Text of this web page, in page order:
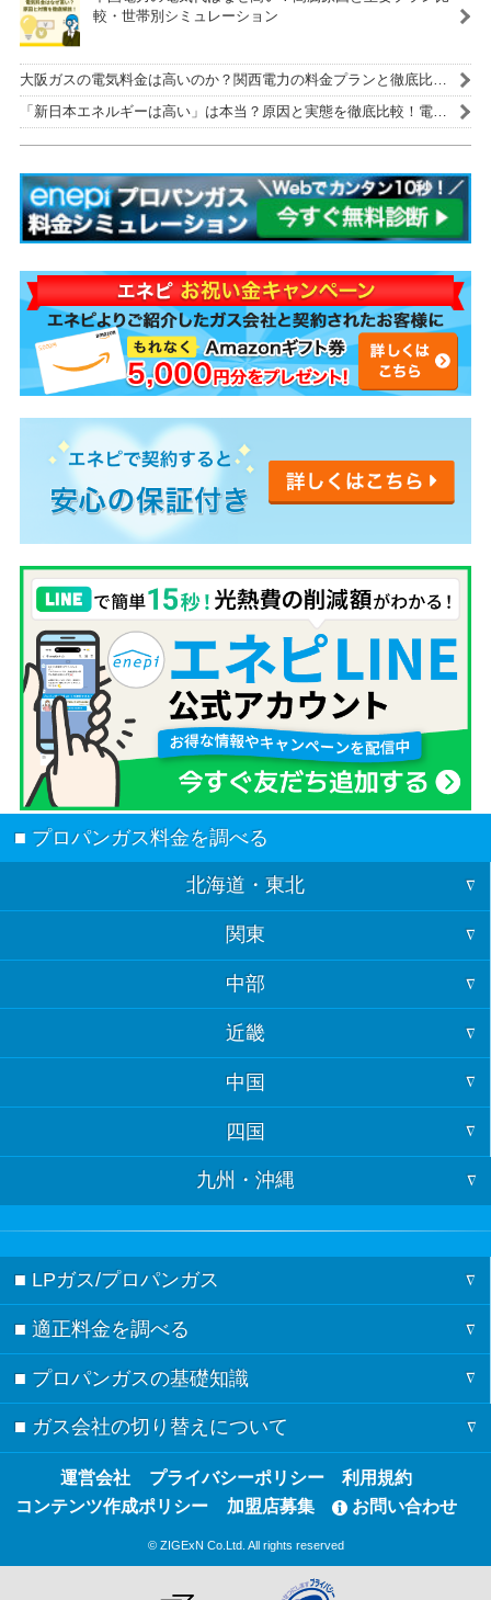
較・世帯別シミュレーション
大阪ガスの電気料金は高いのか？関西電力の料金プランと徹底比
較！
「新日本エネルギーは高い」は本当？原因と実態を徹底比較！電気
代を安くする解決策も紹介
■ プロパンガス料金を調べる
北海道・東北
北海道
青森
岩手
宮城
秋田
山形
関東
東京
神奈川
埼玉
千葉
茨城
中部
福井
石川
富山
岐阜
長野
静岡
山梨
近畿
大阪
京都
兵庫
奈良
和歌山
中国
山口
島根
鳥取
四国
徳島
香川
九州・沖縄
福岡
熊本
大分
宮崎
■ LPガス/プロパンガス
ガスの記事一覧
節約術
ガスの基礎知識
ガス会社の契約・見積もり
■ 適正料金を調べる
料金シミュレーション
都道府県別の料金相場
■ プロパンガスの基礎知識
検針票の見方
都市ガスとプロパンガスの違い
プロパンガスが高い理由
■ ガス会社の切り替えについて
ガス会社の切り替え方
ガス会社の切り替え体験談
運営会社 プライバシーポリシー
利用規約
コンテンツ作成ポリシー
加盟店募集 お問い合わせ
© ZIGExN Co.Ltd. All rights reserved